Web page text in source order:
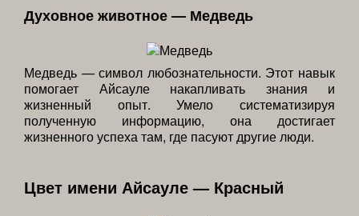
Духовное животное — Медведь
Медведь — символ любознательности. Этот навык
помогает Айсауле накапливать знания и
жизненный опыт. Умело систематизируя
полученную информацию, она достигает
жизненного успеха там, где пасуют другие люди.
Цвет имени Айсауле — Красный